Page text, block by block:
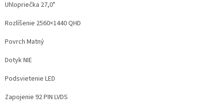
Uhlopriečka 27,0"
Rozlíšenie 2560×1440 QHD
Povrch Matný
Dotyk NIE
Podsvietenie LED
Zapojenie 92 PIN LVDS